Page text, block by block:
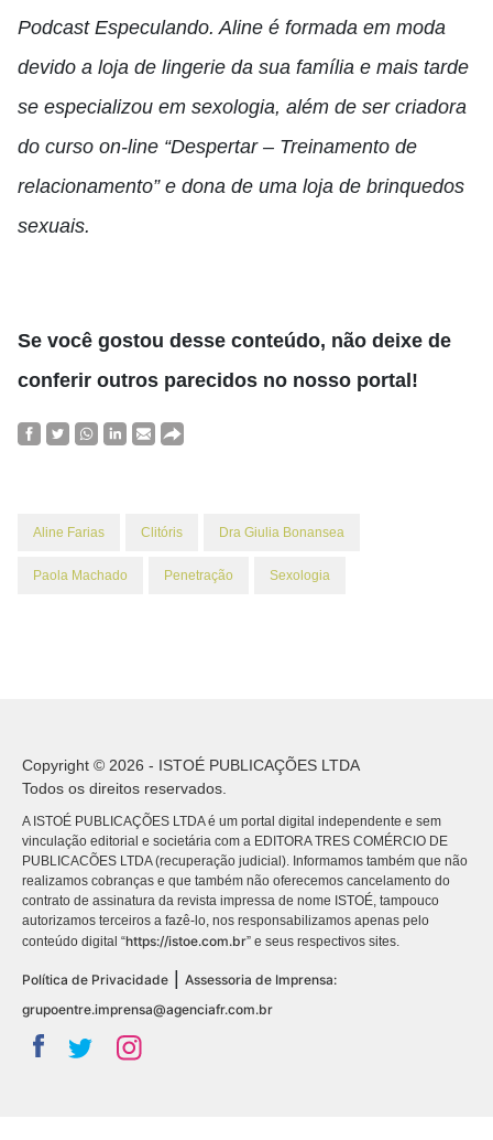
Podcast Especulando. Aline é formada em moda
devido a loja de lingerie da sua família e mais tarde
se especializou em sexologia, além de ser criadora
do curso on-line “Despertar – Treinamento de
relacionamento” e dona de uma loja de brinquedos
sexuais.
Se você gostou desse conteúdo, não deixe de
conferir outros parecidos no nosso portal!
Aline Farias Clitóris Dra Giulia Bonansea
Paola Machado Penetração Sexologia
Copyright © 2026 - ISTOÉ PUBLICAÇÕES LTDA
Todos os direitos reservados.
A ISTOÉ PUBLICAÇÕES LTDA é um portal digital independente e sem
vinculação editorial e societária com a EDITORA TRES COMÉRCIO DE
PUBLICACÕES LTDA (recuperação judicial). Informamos também que não
realizamos cobranças e que também não oferecemos cancelamento do
contrato de assinatura da revista impressa de nome ISTOÉ, tampouco
autorizamos terceiros a fazê-lo, nos responsabilizamos apenas pelo
conteúdo digital “https://istoe.com.br” e seus respectivos sites.
Política de Privacidade
Assessoria de Imprensa:
grupoentre.imprensa@agenciafr.com.br